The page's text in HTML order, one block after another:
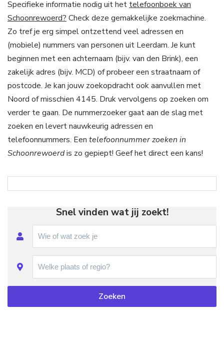
Specifieke informatie nodig uit het telefoonboek van
Schoonrewoerd? Check deze gemakkelijke zoekmachine.
Zo tref je erg simpel ontzettend veel adressen en
(mobiele) nummers van personen uit Leerdam. Je kunt
beginnen met een achternaam (bijv. van den Brink), een
zakelijk adres (bijv. MCD) of probeer een straatnaam of
postcode. Je kan jouw zoekopdracht ook aanvullen met
Noord of misschien 4145. Druk vervolgens op zoeken om
verder te gaan. De nummerzoeker gaat aan de slag met
zoeken en levert nauwkeurig adressen en
telefoonnummers. Een telefoonnummer zoeken in
Schoonrewoerdis zo gepiept! Geef het direct een kans!
Snel vinden wat jij zoekt!